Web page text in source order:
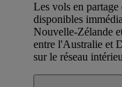
Les vols en
disponibles
Nouvelle-Zélande
entre l'Australie et
sur le réseau